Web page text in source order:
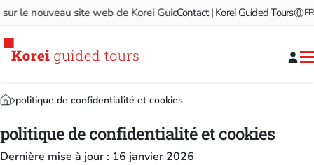
site web de Korei Guided Tours! Bienvenue sur le
Contact | Korei Guided Tours FR
politique de confidentialité et cookies
politique de confidentialité et cookies
Dernière mise à jour : 16 janvier 2026